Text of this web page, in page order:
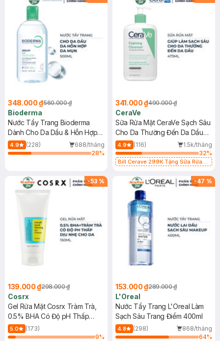
348.000 ₫560.000 ₫
Bioderma
Nước Tẩy Trang Bioderma
Dành Cho Da Dầu & Hỗn Hợp
500ml
4.9 (228)
688/tháng
28%
341.000 ₫490.000 ₫
CeraVe
Sữa Rửa Mặt CeraVe Sạch Sâu
Cho Da Thường Đến Da Dầu
473ml
4.9 (116)
1.5k/tháng
32%
Bill Cerave 299K Tặng Sữa Rửa
-53 %
139.000 ₫298.000 ₫
Cosrx
Gel Rửa Mặt Cosrx Tràm Trà,
0.5% BHA Có Độ pH Thấp
150ml
5.0
(173)
9%
-47 %
153.000 ₫289.000 ₫
L'Oreal
Nước Tẩy Trang L'Oreal Làm
Sạch Sâu Trang Điểm 400ml
4.8 (298)
868/tháng
64%